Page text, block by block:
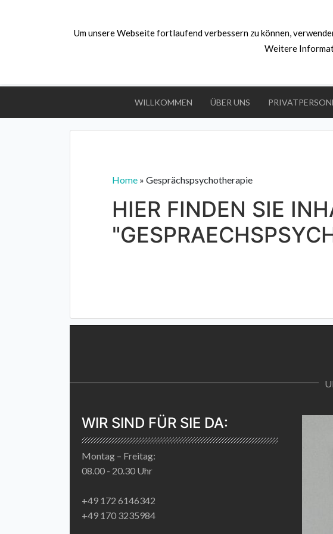
PS.Denk an dich
WILLKOMMEN ÜBER UNS
Home » Gesprächspsychotherapie
HIER FINDEN SIE
WIR SIND FÜR SIE DA:
Montag – Freitag:
08.00 - 20.30 Uhr
+49 172 6146342
+49 170 3235984
Um unsere Webseite fortlaufend verbessern zu können,
Weitere